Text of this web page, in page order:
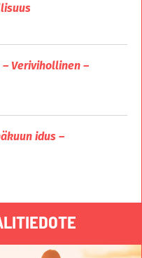
Verivihollinen –
idus –